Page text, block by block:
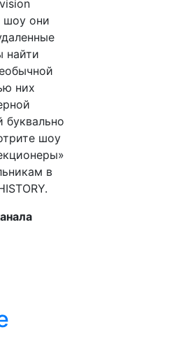
шоу они
найти
них
шоу
в